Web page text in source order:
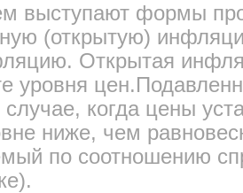
выступают формы
(открытую)
Открытая
уровня
когда цены
ниже, чем
по соотношению